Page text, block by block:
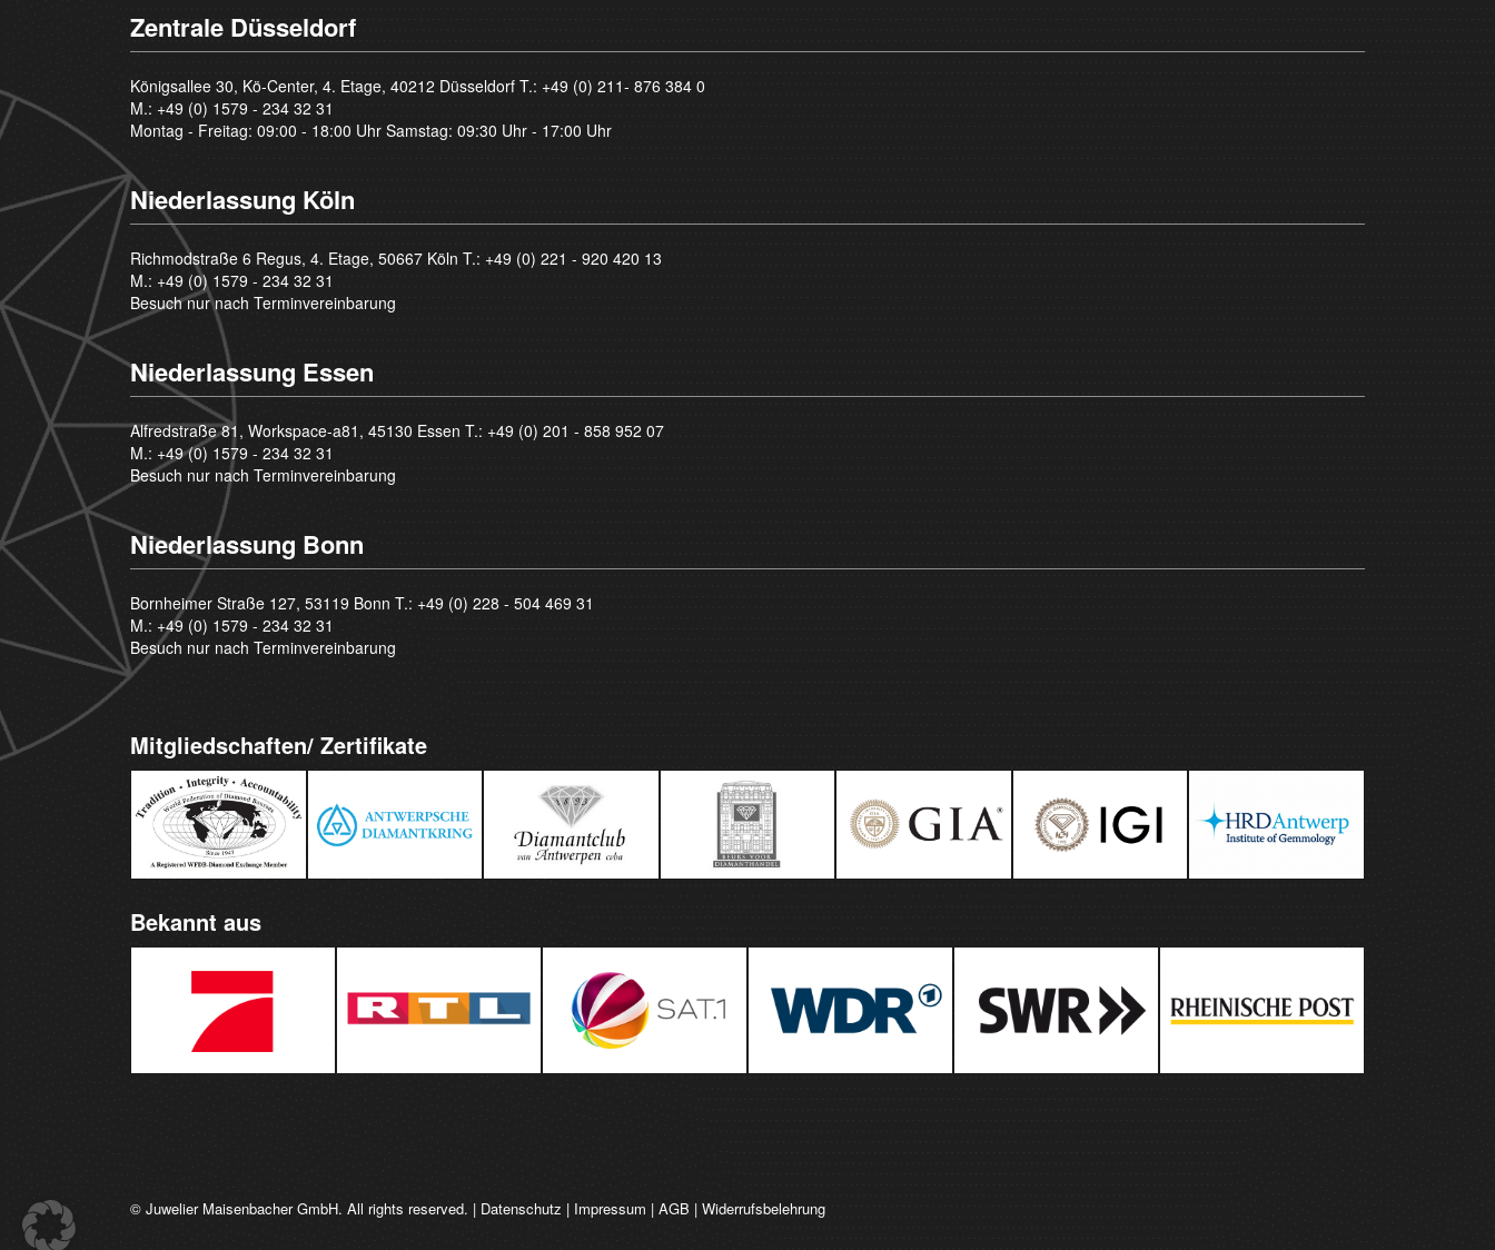
Zentrale Düsseldorf
Königsallee 30, Kö-Center, 4. Etage, 40212 Düsseldorf T.: +49 (0) 211- 876 384 0
M.: +49 (0) 1579 - 234 32 31
Montag - Freitag: 09:00 - 18:00 Uhr Samstag: 09:30 Uhr - 17:00 Uhr
Niederlassung Köln
Richmodstraße 6 Regus, 4. Etage, 50667 Köln T.: +49 (0) 221 - 920 420 13
M.: +49 (0) 1579 - 234 32 31
Besuch nur nach Terminvereinbarung
Niederlassung Essen
Alfredstraße 81, Workspace-a81, 45130 Essen T.: +49 (0) 201 - 858 952 07
M.: +49 (0) 1579 - 234 32 31
Besuch nur nach Terminvereinbarung
Niederlassung Bonn
Bornheimer Straße 127, 53119 Bonn T.: +49 (0) 228 - 504 469 31
M.: +49 (0) 1579 - 234 32 31
Besuch nur nach Terminvereinbarung
Mitgliedschaften/ Zertifikate
Bekannt aus
© Juwelier Maisenbacher GmbH. All rights reserved. | Datenschutz | Impressum |AGB |Widerrufsbelehrung